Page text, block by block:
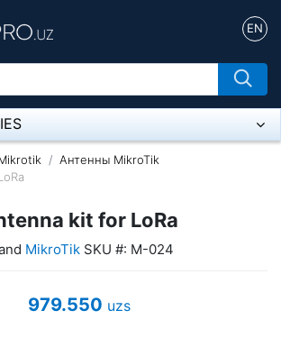
EN
Антенны MikroTik
kit for LoRa
MikroTik SKU #: M-024
979.550 uzs